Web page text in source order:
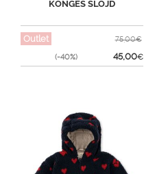
KONGES SLOJD
Outlet
(-40%)
75,00€
45,00€